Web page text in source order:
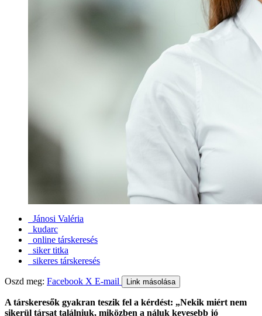
Jánosi Valéria
kudarc
online társkeresés
siker titka
sikeres társkeresés
Oszd meg: Facebook X E-mail Link másolása
A társkeresők gyakran teszik fel a kérdést: „Nekik miért nem
sikerül társat találniuk, miközben a náluk kevesebb jó